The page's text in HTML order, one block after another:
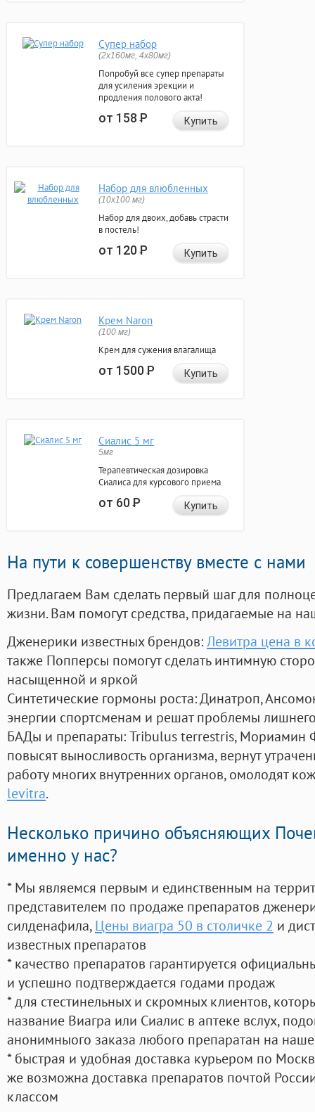
Супер набор
(2х160мг, 4х80мг)
Попробуй все супер препараты
для усиления эрекции и
продления полового акта!
от 158Р Купить
Набор для влюбленных
(10х100 мг)
Набор для двоих, добавь страсти
в постель!
от 120Р Купить
Крем Naron
(100 мг)
Крем для сужения влагалища
от 1500Р Купить
Сиалис 5 мг
5мг
Терапевтическая дозировка
Сиалиса для курсового приема
от 60Р Купить
На пути к совершенству вместе с нами
Предлагаем Вам сделать первый шаг для
жизни. Вам помогут средства, придагаемые на
Дженерики известных брендов:Левитра цена в
также Попперсы помогут сделать интимную
насыщенной и яркой
Синтетические гормоны роста: Динатроп,
энергии спортсменам и решат проблемы
БАДы и препараты:Tribulus terrestris, Мориамин
повысят выносливость организма, вернут
работу многих внутренних органов, омолодят
levitra.
Несколько причино объясняющих
именно у нас?
* Мы являемся первым и единственным на
представителем по продаже препаратов
силденафила, Цены виагра 50 в столичке 2 и
известных препаратов
* качество препаратов гарантируется
и успешно подтверждается годами продаж
* для стестинельных и скромных клиентов,
название Виагра или Сиалис в аптеке вслух,
анонимныого заказа любого препаратан на
* быстрая и удобная доставка курьером по
же возможна доставка препаратов почтой
классом